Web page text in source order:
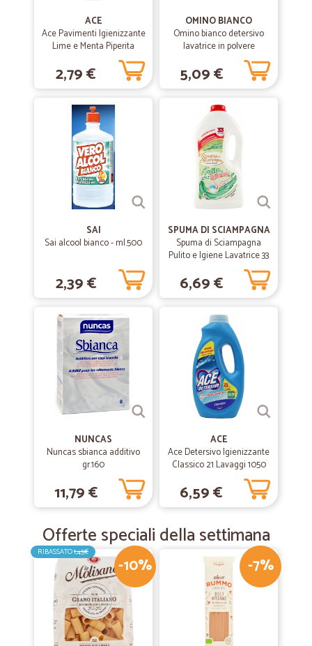
ACE
Ace Pavimenti Igienizzante
Lime e Menta Piperita
Senza Candeggina 1 L
2,79 €
OMINO BIANCO
Omino bianco detersivo
lavatrice in polvere
igienizzante 20 lavaggi
5,09 €
SAI
Sai alcool bianco - ml.500
2,39 €
SPUMA DI SCIAMPAGNA
Spuma di Sciampagna
Pulito e Igiene Lavatrice 33
lavaggi 1815 ml.
6,69 €
NUNCAS
Nuncas sbianca additivo
gr.160
11,79 €
ACE
Ace Detersivo Igienizzante
Classico 21 Lavaggi 1050
6,59 €
Offerte speciali della settimana
-10%
RIBASSATO1,45€
-7%